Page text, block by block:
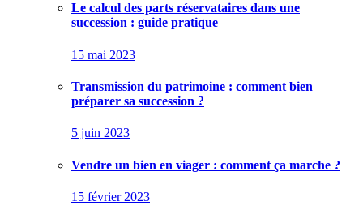
Le calcul des parts réservataires dans une
succession : guide pratique
15 mai 2023
Transmission du patrimoine : comment bien
préparer sa succession ?
5 juin 2023
Vendre un bien en viager : comment ça marche ?
15 février 2023